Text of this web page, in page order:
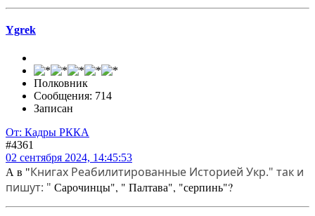
Ygrek
Полковник
Сообщения: 714
Записан
От: Кадры РККА
#4361
02 сентября 2024, 14:45:53
А в "Книгах Реабилитированные Историей Укр." так и
пишут: " Сарочинцы", " Палтава", "серпинь"?